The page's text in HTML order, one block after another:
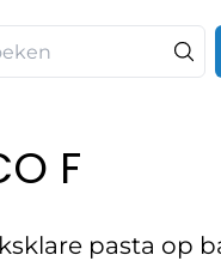
F
pasta op